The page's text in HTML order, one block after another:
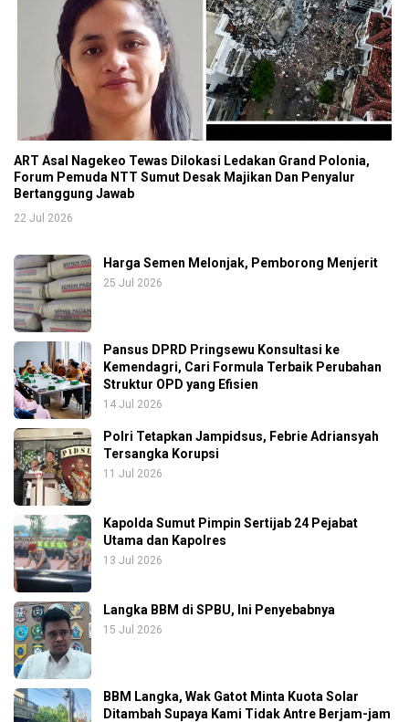
ART Asal Nagekeo Tewas Dilokasi Ledakan Grand Polonia,
Forum Pemuda NTT Sumut Desak Majikan Dan Penyalur
Bertanggung Jawab
22 Jul 2026
Harga Semen Melonjak, Pemborong Menjerit
25 Jul 2026
Pansus DPRD Pringsewu Konsultasi ke
Kemendagri, Cari Formula Terbaik Perubahan
Struktur OPD yang Efisien
14 Jul 2026
Polri Tetapkan Jampidsus, Febrie Adriansyah
Tersangka Korupsi
11 Jul 2026
Kapolda Sumut Pimpin Sertijab 24 Pejabat
Utama dan Kapolres
13 Jul 2026
Langka BBM di SPBU, Ini Penyebabnya
15 Jul 2026
BBM Langka, Wak Gatot Minta Kuota Solar
Ditambah Supaya Kami Tidak Antre Berjam-jam